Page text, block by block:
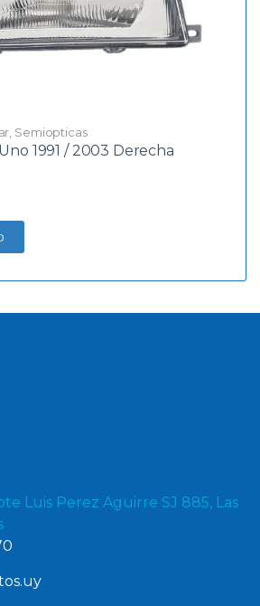
Semiopticas
1991 / 2003 Derecha
Luis Perez Aguirre SJ 885, Las